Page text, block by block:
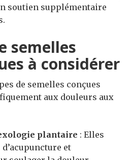
soutien supplémentaire
semelles
à considérer
de semelles conçues
aux douleurs aux
plantaire : Elles
et